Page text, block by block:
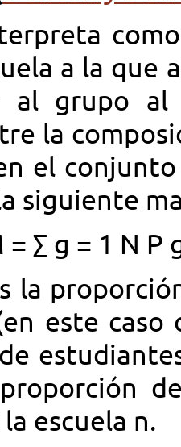
a la que
al grupo al
la
el
siguiente
= ∑ g = 1 N P
la
este
escuela n.